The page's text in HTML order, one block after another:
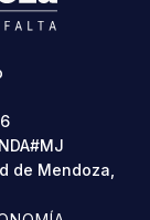
de Mendoza,